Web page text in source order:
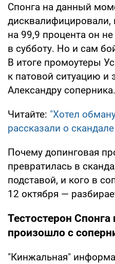
Спонга на данный
дисквалифицировали,
на 99,9 процента он
в субботу. Но и сам
В итоге промоутеры
к патовой ситуацию и
Александру
Читайте: "Хотел
рассказали о
Почему допинговая
превратилась в
подставой, и кого в
12 октября —
Тестостерон
произошло с
"Кинжальная"